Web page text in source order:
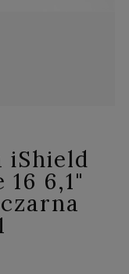
iShield
6,1"